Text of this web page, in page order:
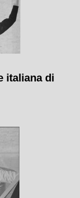
italiana di